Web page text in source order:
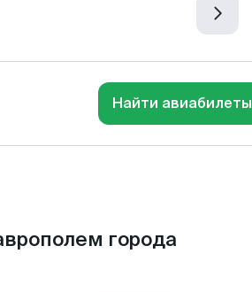
Найти авиабилеты
города